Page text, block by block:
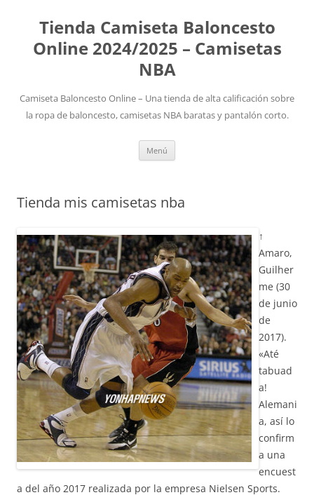
Tienda Camiseta Baloncesto
Online 2024/2025 – Camisetas
NBA
Camiseta Baloncesto Online – Una tienda de alta calificación sobre
la ropa de baloncesto, camisetas NBA baratas y pantalón corto.
Menú
Tienda mis camisetas nba
↑
Amaro,
Guilher
me (30
de junio
de
2017).
«Até
tabuad
a!
Alemani
a, así lo
confirm
a una
encuest
a del año 2017 realizada por la empresa Nielsen Sports.